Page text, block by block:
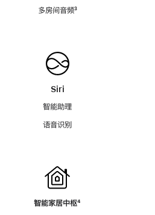
多房间音频脚
³
Siri
智能助理
语音识别
智能家居中枢脚
⁴